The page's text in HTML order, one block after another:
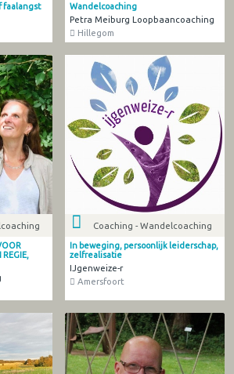
faalangst Wandelcoaching
Petra Meiburg Loopbaancoaching
Hillegom
REGIE,
Coaching - Wandelcoaching
In beweging, persoonlijk leiderschap,
zelfrealisatie
IJgenweize-r
Amersfoort